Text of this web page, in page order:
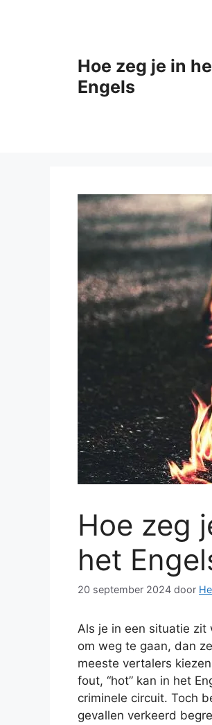
Hoe zeg je in
Engels
Hoe zeg
het
20 september 2024 door
Als je in een situatie
om weg te gaan, dan
meeste vertalers
fout, “hot” kan in het
criminele circuit. Toch
gevallen verkeerd